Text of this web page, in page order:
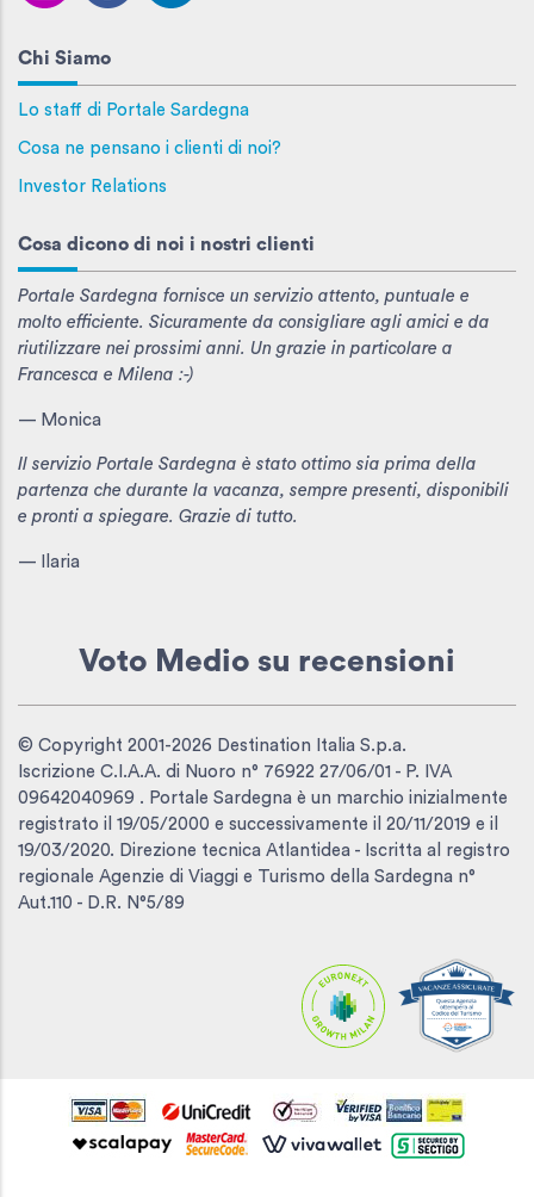
Chi Siamo
Lo staff di Portale Sardegna
Cosa ne pensano i clienti di noi?
Investor Relations
Cosa dicono di noi i nostri clienti
Portale Sardegna fornisce un servizio attento, puntuale e
molto efficiente. Sicuramente da consigliare agli amici e da
riutilizzare nei prossimi anni. Un grazie in particolare a
Francesca e Milena :-)
— Monica
Il servizio Portale Sardegna è stato ottimo sia prima della
partenza che durante la vacanza, sempre presenti, disponibili
e pronti a spiegare. Grazie di tutto.
— Ilaria
Voto Medio su recensioni
© Copyright 2001-2026 Destination Italia S.p.a.
Iscrizione C.I.A.A. di Nuoro n° 76922 27/06/01 - P. IVA
09642040969 . Portale Sardegna è un marchio inizialmente
registrato il 19/05/2000 e successivamente il 20/11/2019 e il
19/03/2020. Direzione tecnica Atlantidea - Iscritta al registro
regionale Agenzie di Viaggi e Turismo della Sardegna n°
Aut.110 - D.R. N°5/89